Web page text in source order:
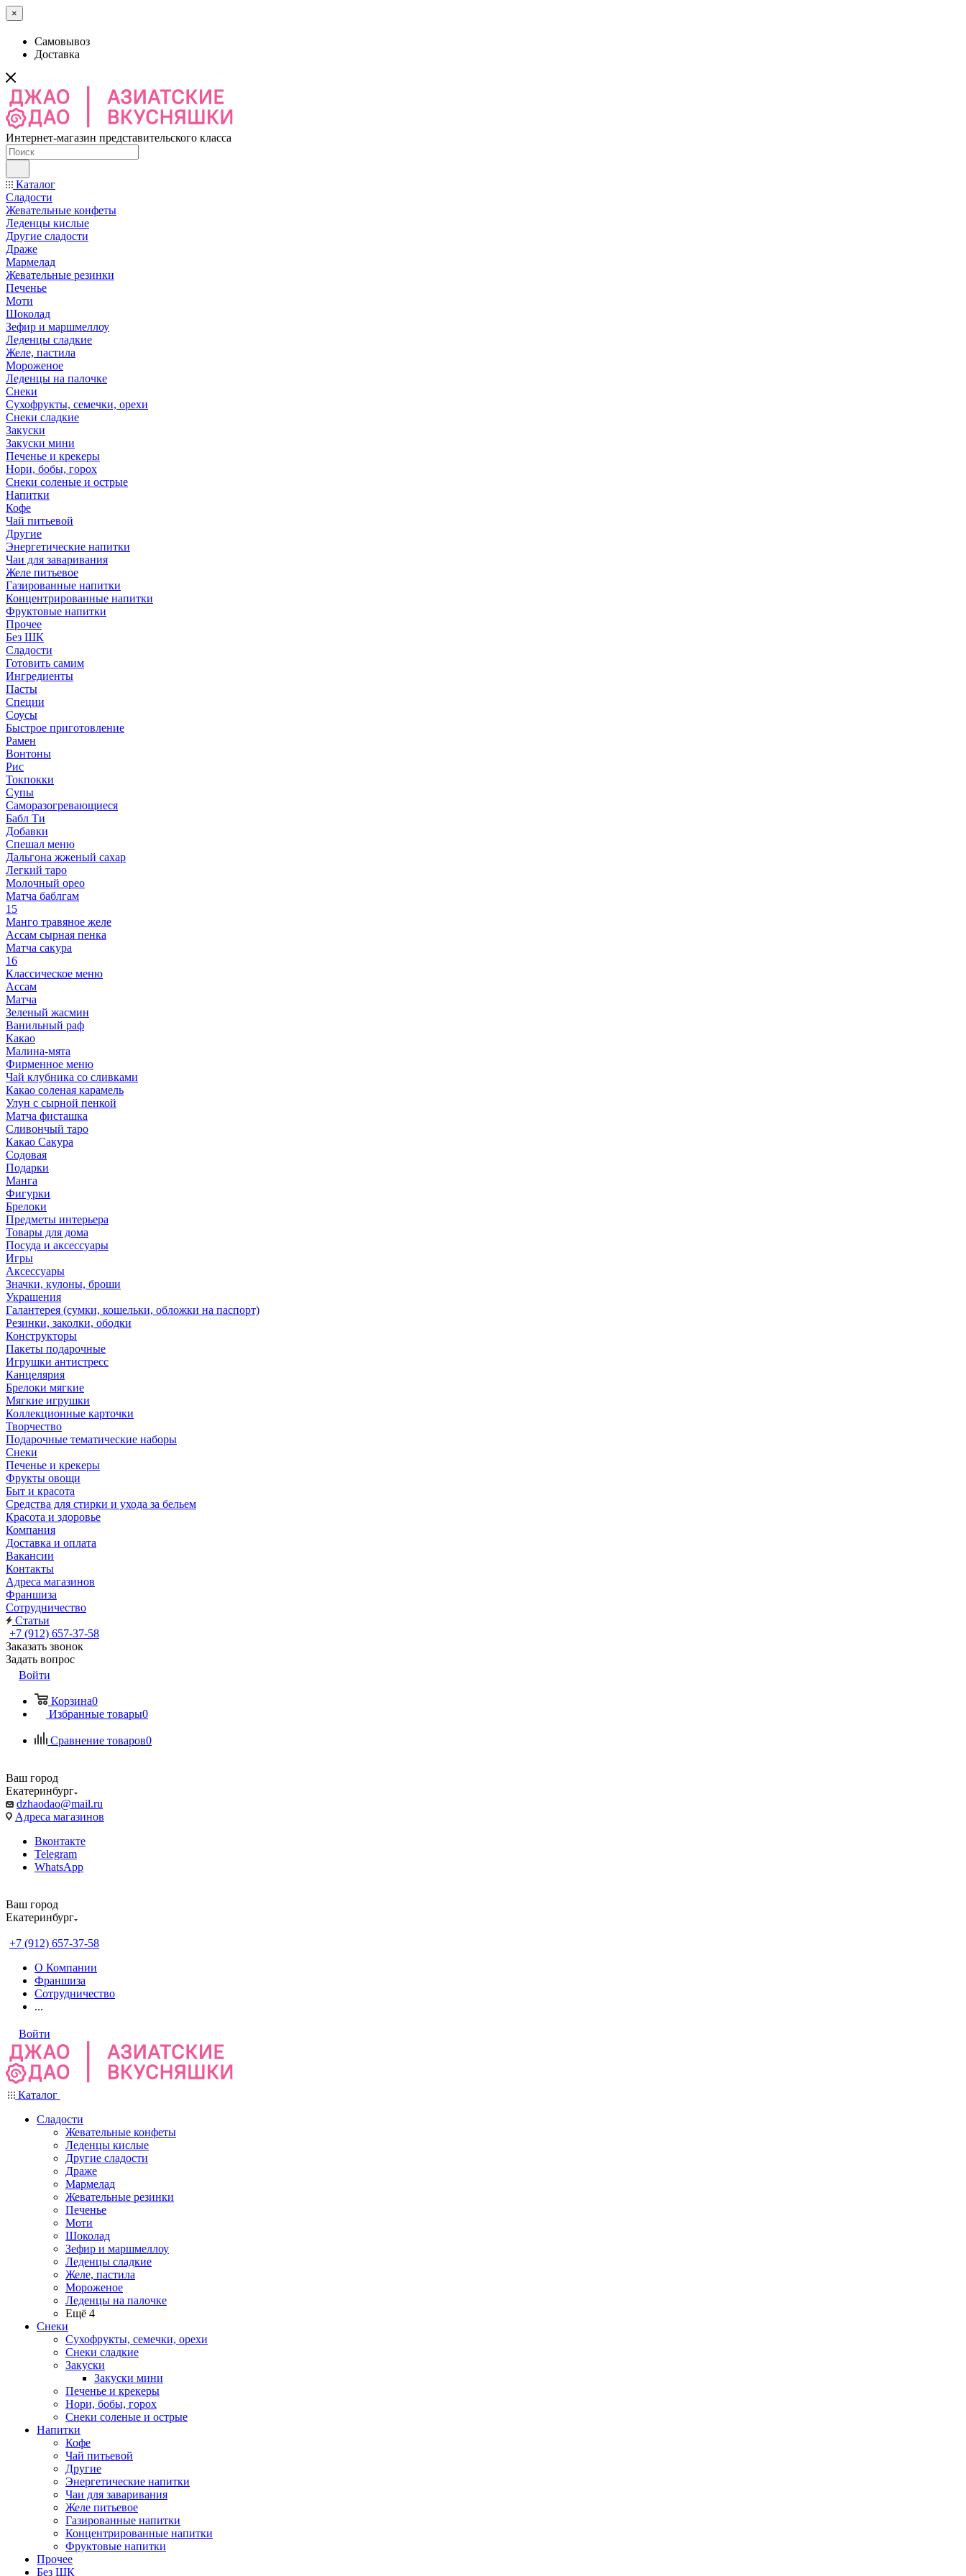
×
Самовывоз
Доставка
Интернет-магазин представительского класса
Каталог
Сладости
Жевательные конфеты
Леденцы кислые
Другие сладости
Драже
Мармелад
Жевательные резинки
Печенье
Моти
Шоколад
Зефир и маршмеллоу
Леденцы сладкие
Желе, пастила
Мороженое
Леденцы на палочке
Снеки
Сухофрукты, семечки, орехи
Снеки сладкие
Закуски
Закуски мини
Печенье и крекеры
Нори, бобы, горох
Снеки соленые и острые
Напитки
Кофе
Чай питьевой
Другие
Энергетические напитки
Чаи для заваривания
Желе питьевое
Газированные напитки
Концентрированные напитки
Фруктовые напитки
Прочее
Без ШК
Сладости
Готовить самим
Ингредиенты
Пасты
Специи
Соусы
Быстрое приготовление
Рамен
Вонтоны
Рис
Токпокки
Супы
Саморазогревающиеся
Бабл Ти
Добавки
Спешал меню
Дальгона жженый сахар
Легкий таро
Молочный орео
Матча баблгам
15
Манго травяное желе
Ассам сырная пенка
Матча сакура
16
Классическое меню
Ассам
Матча
Зеленый жасмин
Ванильный раф
Какао
Малина-мята
Фирменное меню
Чай клубника со сливками
Какао соленая карамель
Улун с сырной пенкой
Матча фисташка
Сливончый таро
Какао Сакура
Содовая
Подарки
Манга
Фигурки
Брелоки
Предметы интерьера
Товары для дома
Посуда и аксессуары
Игры
Аксессуары
Значки, кулоны, броши
Украшения
Галантерея (сумки, кошельки, обложки на паспорт)
Резинки, заколки, ободки
Конструкторы
Пакеты подарочные
Игрушки антистресс
Канцелярия
Брелоки мягкие
Мягкие игрушки
Коллекционные карточки
Творчество
Подарочные тематические наборы
Снеки
Печенье и крекеры
Фрукты овощи
Быт и красота
Средства для стирки и ухода за бельем
Красота и здоровье
Компания
Доставка и оплата
Вакансии
Контакты
Адреса магазинов
Франшиза
Сотрудничество
Статьи
+7 (912) 657-37-58
Заказать звонок
Задать вопрос
Войти
Корзина0
Избранные товары0
Сравнение товаров0
Ваш город
Екатеринбург
dzhaodao@mail.ru
Адреса магазинов
Вконтакте
Telegram
WhatsApp
Ваш город
Екатеринбург
+7 (912) 657-37-58
О Компании
Франшиза
Сотрудничество
...
Войти
Каталог
Сладости
Жевательные конфеты
Леденцы кислые
Другие сладости
Драже
Мармелад
Жевательные резинки
Печенье
Моти
Шоколад
Зефир и маршмеллоу
Леденцы сладкие
Желе, пастила
Мороженое
Леденцы на палочке
Ещё 4
Снеки
Сухофрукты, семечки, орехи
Снеки сладкие
Закуски
Закуски мини
Печенье и крекеры
Нори, бобы, горох
Снеки соленые и острые
Напитки
Кофе
Чай питьевой
Другие
Энергетические напитки
Чаи для заваривания
Желе питьевое
Газированные напитки
Концентрированные напитки
Фруктовые напитки
Прочее
Без ШК